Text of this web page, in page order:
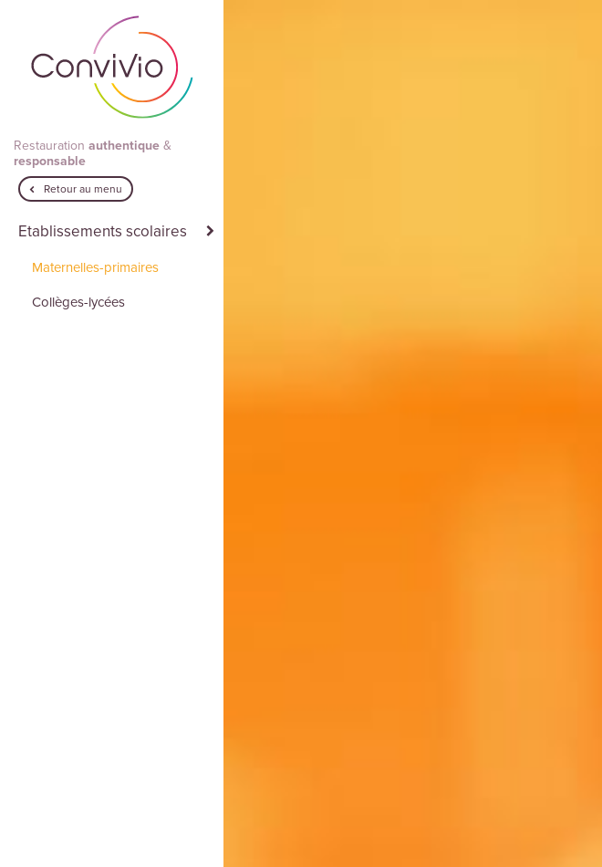
Restauration authentique &
responsable
Retour au menu
Etablissements scolaires
Maternelles-primaires
Collèges-lycées